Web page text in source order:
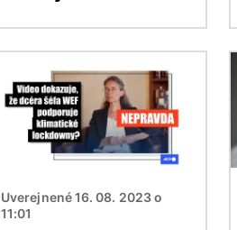
Uverejnené 16. 08. 2023 o
11:01